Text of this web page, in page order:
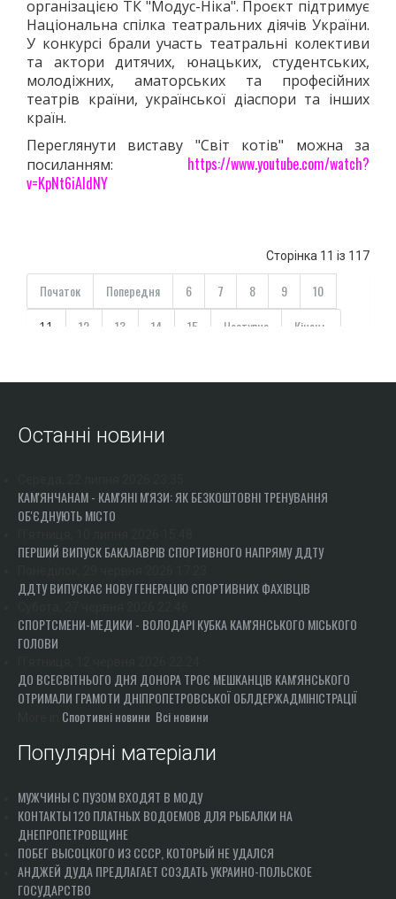
організацією ТК "Модус-Ніка". Проєкт підтримує
Національна спілка театральних діячів України.
У конкурсі брали участь театральні колективи
та актори дитячих, юнацьких, студентських,
молодіжних, аматорських та професійних
театрів країни, української діаспори та інших
країн.
Переглянути виставу "Світ котів" можна за
посиланням:
https://www.youtube.com/watch?
v=KpNt6iAldNY
Сторінка 11 із 117
Початок Попередня 6 7 8 9 10
11 12 13 14 15 Наступна Кінець
Останні новини
КАМ'ЯНЧАНАМ - КАМ'ЯНІ М'ЯЗИ: ЯК БЕЗКОШТОВНІ ТРЕНУВАННЯ
ОБ'ЄДНУЮТЬ МІСТО
ПЕРШИЙ ВИПУСК БАКАЛАВРІВ СПОРТИВНОГО НАПРЯМУ ДДТУ
ДДТУ ВИПУСКАЄ НОВУ ГЕНЕРАЦІЮ СПОРТИВНИХ ФАХІВЦІВ
СПОРТСМЕНИ-МЕДИКИ - ВОЛОДАРІ КУБКА КАМ'ЯНСЬКОГО МІСЬКОГО
ГОЛОВИ
ДО ВСЕСВІТНЬОГО ДНЯ ДОНОРА ТРОЄ МЕШКАНЦІВ КАМ'ЯНСЬКОГО
ОТРИМАЛИ ГРАМОТИ ДНІПРОПЕТРОВСЬКОЇ ОБЛДЕРЖАДМІНІСТРАЦІЇ
Спортивні новини Всі новини
Популярні матеріали
МУЖЧИНЫ С ПУЗОМ ВХОДЯТ В МОДУ
КОНТАКТЫ 120 ПЛАТНЫХ ВОДОЕМОВ ДЛЯ РЫБАЛКИ НА
ДНЕПРОПЕТРОВЩИНЕ
ПОБЕГ ВЫСОЦКОГО ИЗ СССР, КОТОРЫЙ НЕ УДАЛСЯ
АНДЖЕЙ ДУДА ПРЕДЛАГАЕТ СОЗДАТЬ УКРАИНО-ПОЛЬСКОЕ
ГОСУДАРСТВО